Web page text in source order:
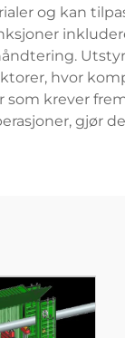
og kan
hvor
som krever
gjør